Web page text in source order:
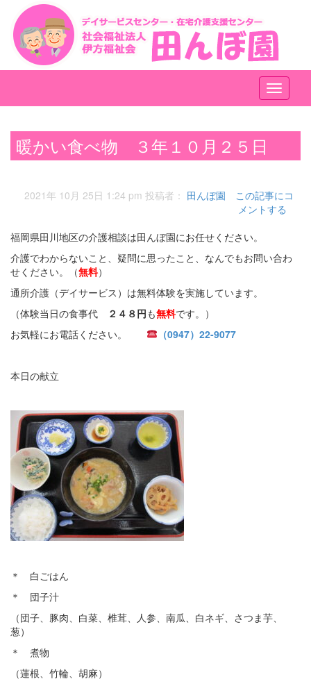
メ
ニ
ー
暖かい食べ物 ３年１０月２５日
2021年 10月 25日 1:24 pm 投稿者： 田んぼ園
この記事にコ
メントする
福岡県田川地区の介護相談は田んぼ園にお任せください。
介護でわからないこと、疑問に思ったこと、なんでもお問い合わ
せください。（無料）
通所介護（デイサービス）は無料体験を実施しています。
（体験当日の食事代
２４８円も無料です。）
お気軽にお電話ください。
（0947）22-9077
本日の献立
＊ 白ごはん
＊ 団子汁
（団子、豚肉、白菜、椎茸、人参、南瓜、白ネギ、さつま芋、
葱）
＊ 煮物
（蓮根、竹輪、胡麻）